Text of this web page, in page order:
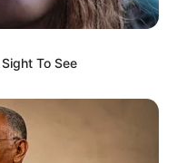
To See